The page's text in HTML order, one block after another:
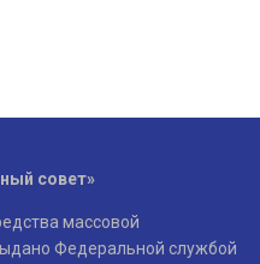
совет»
массовой
Федеральной службой